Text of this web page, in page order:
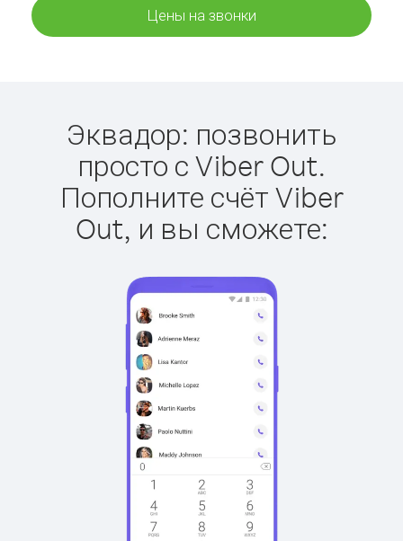
Цены на звонки
Эквадор: позвонить
просто с Viber Out.
Пополните счёт Viber
Out, и вы сможете: